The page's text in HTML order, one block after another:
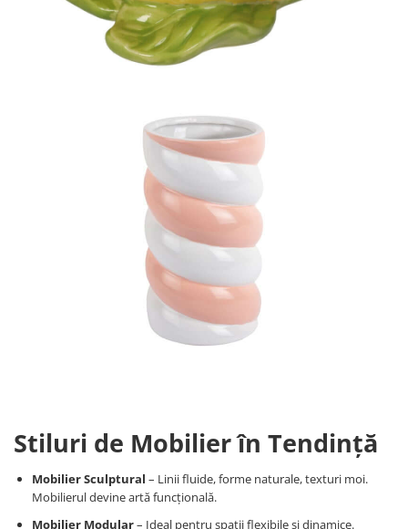
Stiluri de Mobilier în Tendință
Mobilier Sculptural – Linii fluide, forme naturale, texturi moi.
Mobilierul devine artă funcțională.
Mobilier Modular– Ideal pentru spații flexibile și dinamice.